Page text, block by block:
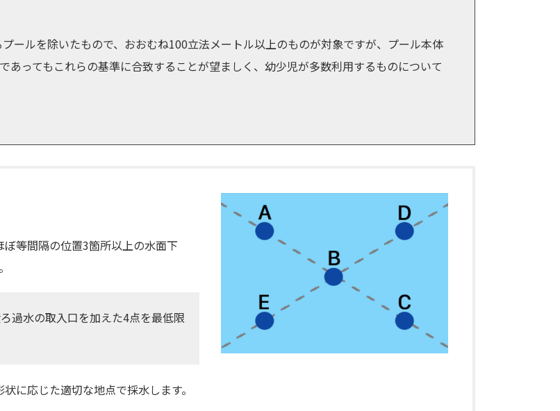
ールを除いたもので、おおむね100立法メートル以上のものが対象ですが、プール本体
あってもこれらの基準に合致することが望ましく、幼少児が多数利用するものについて
等間隔の位置3箇所以上の水面下
過水の取入口を加えた4点を最低限
に応じた適切な地点で採水します。